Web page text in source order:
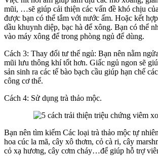
mũi, …sẽ giúp cải thiện các vấn đề khó chịu
được bạn có thể tắm với nước ấm. Hoặc kết
dầu khuynh diệp, bạc hà để xông. Bạn có thể
vào máy xông để trong phòng ngủ để dùng.
Cách 3: Thay đổi tư thế ngủ: Bạn nên nằm
mũi lưu thông khí tốt hơn. Giấc ngủ ngon sẽ
sản sinh ra các tế bào bạch cầu giúp hạn chế
công cơ thể.
Cách 4: Sử dụng trà thảo mộc.
Bạn nên tìm kiếm Các loại trà thảo mộc tự
hoa cúc la mã, cây xô thơm, cỏ cà ri, cây
cỏ xạ hương, cây cơm cháy…để giúp hỗ trợ